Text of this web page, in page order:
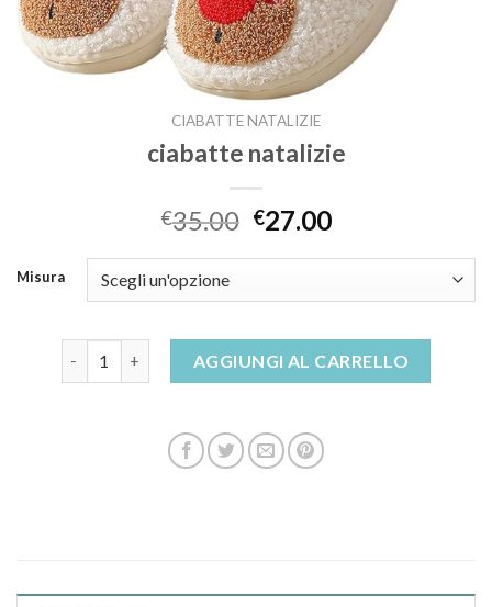
CIABATTE NATALIZIE
ciabatte natalizie
€35.00 €27.00
Misura
AGGIUNGI AL CARRELLO